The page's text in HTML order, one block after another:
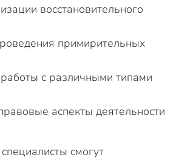
восстановительного
примирительных
работы с различными типами
аспекты деятельности
смогут